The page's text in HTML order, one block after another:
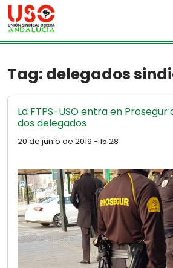
Skip to main content
Tag: delegados
La FTPS-USO entra en
dos delegados
20 de junio de 2019 - 15:28